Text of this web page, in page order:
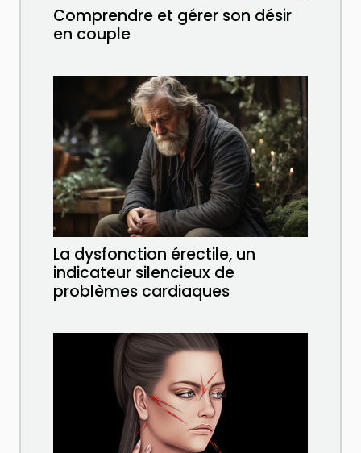
Comprendre et gérer son désir
en couple
La dysfonction érectile, un
indicateur silencieux de
problèmes cardiaques